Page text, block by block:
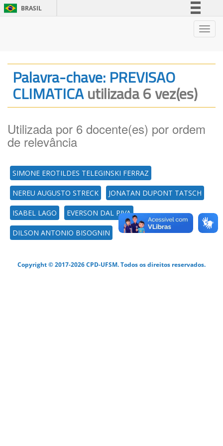
BRASIL
Legislação
Canais
Palavra-chave: PREVISAO
CLIMATICAutilizada 6 vez(es)
Utilizada por 6 docente(es) por ordem
de relevância
SIMONE EROTILDES TELEGINSKI FERRAZ
NEREU AUGUSTO STRECK JONATAN DUPONT TATSCH
ISABEL LAGO EVERSON DAL PIVA
DILSON ANTONIO BISOGNIN
Copyright © 2017-2026 CPD-UFSM. Todos os direitos reservados.